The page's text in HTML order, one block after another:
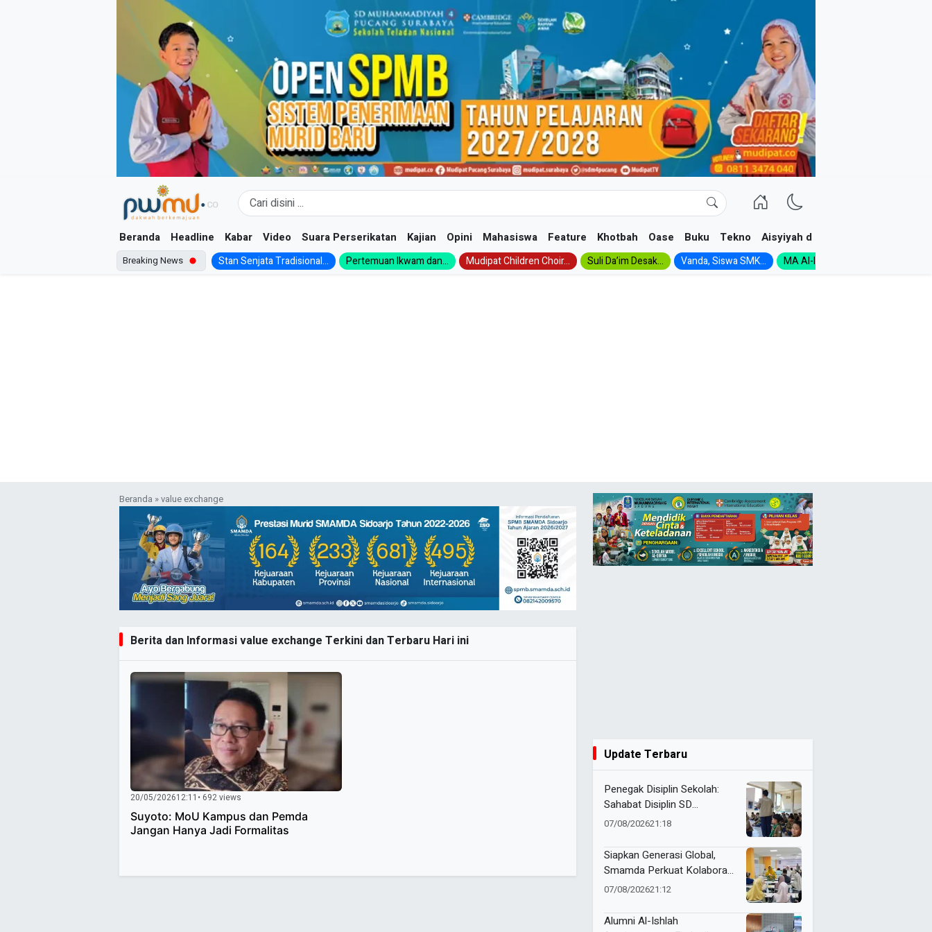
Beranda Headline Kabar Video Suara Perserikatan Kajian Opini Mahasiswa Feature Khotbah Oase Buku Tekno Aisyiyah dan NA
Breaking News Stan Senjata Tradisional... Pertemuan Ikwam dan... Mudipat Children Choir... Suli Da’im Desak... Vanda, Siswa SMK... MA Al-Ishlah Gelar...
Beranda »value exchange
Berita dan Informasi value exchange Terkini dan Terbaru Hari ini
20/05/202612:11 • 692 views
Suyoto: MoU Kampus dan Pemda
Jangan Hanya Jadi Formalitas
Update Terbaru
Penegak Disiplin Sekolah:
Sahabat Disiplin SD
Almadany
07/08/202621:18
Siapkan Generasi Global,
Smamda Perkuat Kolaborasi
Bersama Wali Murid Kelas XI
07/08/202621:12
Alumni Al-Ishlah